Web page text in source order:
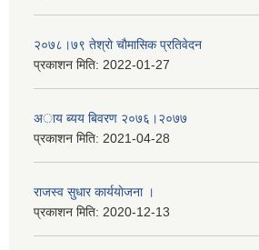
२०७८।७९ तेश्राे चाैमासिक प्रतिवेदन
प्रकाशन मिति: 2022-01-27
अाय ब्यय बिवरण २०७६।२०७७
प्रकाशन मिति: 2021-04-28
राजस्व सुधार कार्ययाेजना ।
प्रकाशन मिति: 2020-12-13